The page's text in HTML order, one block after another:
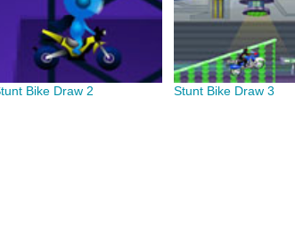
Bike Draw 2 Stunt Bike Draw 3